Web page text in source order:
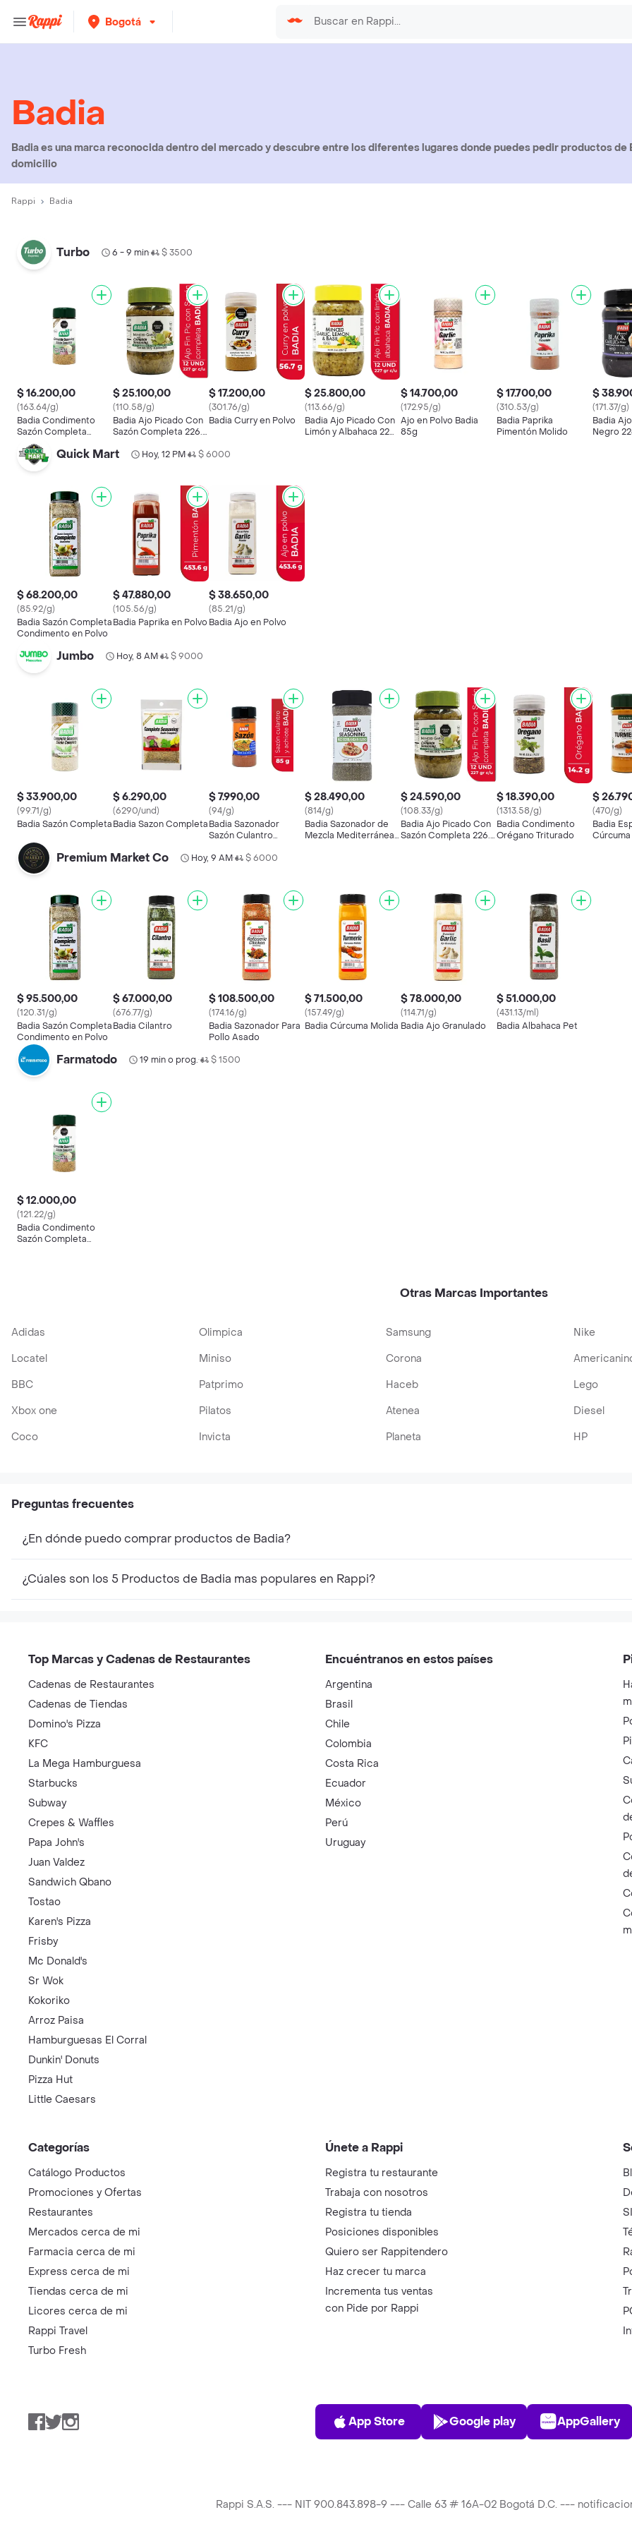
Bogotá
Badia
Badia es una marca reconocida dentro del mercado y descubre entre los diferentes lugares donde puedes pedir productos de
domicilio
Rappi Badia
Turbo 6 - 9 min• $ 3500
$ 16.200,00
(163.64/g)
Badia Condimento
Sazón Completa
Original
$ 25.100,00
(110.58/g)
Badia Ajo Picado Con
Sazón Completa 226.7
$ 17.200,00
(301.76/g)
Badia Curry en Polvo
$ 25.800,00
(113.66/g)
Badia Ajo Picado Con
Limón y Albahaca 226.7
$ 14.700,00
(172.95/g)
Ajo en Polvo Badia
85g
$ 17.700,00
(310.53/g)
Badia Paprika
Pimentón Molido
$
(171.37/g)
Badia
Negro
Quick Mart Hoy, 12 PM• $ 6000
$ 68.200,00
(85.92/g)
Badia Sazón Completa
Condimento en Polvo
$ 47.880,00
(105.56/g)
Badia Paprika en Polvo
$ 38.650,00
(85.21/g)
Badia Ajo en Polvo
Jumbo Hoy, 8 AM• $ 9000
$ 33.900,00
(99.71/g)
Badia Sazón Completa
$ 6.290,00
(6290/und)
Badia Sazon Completa
$ 7.990,00
(94/g)
Badia Sazonador
Sazón Culantro
$ 28.490,00
(814/g)
Badia Sazonador de
Mezcla Mediterránea
$ 24.590,00
(108.33/g)
Badia Ajo Picado Con
Sazón Completa 226.7
$ 18.390,00
(1313.58/g)
Badia Condimento
Orégano Triturado
$
(470/g)
Badia
Premium Market Co Hoy, 9 AM• $ 6000
$ 95.500,00
(120.31/g)
Badia Sazón Completa
Condimento en Polvo
$ 67.000,00
(676.77/g)
Badia Cilantro
$ 108.500,00
(174.16/g)
Badia Sazonador Para
Pollo Asado
$ 71.500,00
(157.49/g)
Badia Cúrcuma Molida
$ 78.000,00
(114.71/g)
Badia Ajo Granulado
$ 51.000,00
(431.13/ml)
Badia Albahaca Pet
Farmatodo 19 min o prog.• $ 1500
$ 12.000,00
(121.22/g)
Badia Condimento
Sazón Completa
Otras Marcas Importantes
Adidas Olimpica Samsung Nike
Locatel
Miniso Corona
BBC
Patprimo Haceb Lego
Xbox one
Pilatos Atenea Diesel
Coco
Invicta Planeta HP
Preguntas frecuentes
¿En dónde puedo comprar productos de Badia?
¿Cúales son los 5 Productos de Badia mas populares en Rappi?
Top Marcas y Cadenas de Restaurantes
Cadenas de Restaurantes
Cadenas de Tiendas
Domino's Pizza
KFC
La Mega Hamburguesa
Starbucks
Subway
Crepes & Waffles
Papa John's
Juan Valdez
Sandwich Qbano
Tostao
Karen's Pizza
Frisby
Mc Donald's
Sr Wok
Kokoriko
Arroz Paisa
Hamburguesas El Corral
Dunkin' Donuts
Pizza Hut
Little Caesars
Encuéntranos en estos países
Argentina
Brasil
Chile
Colombia
Costa Rica
Ecuador
México
Perú
Uruguay
Categorías
Catálogo Productos
Promociones y Ofertas
Restaurantes
Mercados cerca de mi
Farmacia cerca de mi
Express cerca de mi
Tiendas cerca de mi
Licores cerca de mi
Rappi Travel
Turbo Fresh
Únete a Rappi
Registra tu restaurante
Trabaja con nosotros
Registra tu tienda
Posiciones disponibles
Quiero ser Rappitendero
Haz crecer tu marca
Incrementa tus ventas
con Pide por Rappi
Facebook
TwitterInstagram
App Store
App Store
Play Store
Google play AppGallery
Rappi S.A.S. --- NIT 900.843.898-9 --- Calle 63 # 16A-02 Bogotá D.C. ---